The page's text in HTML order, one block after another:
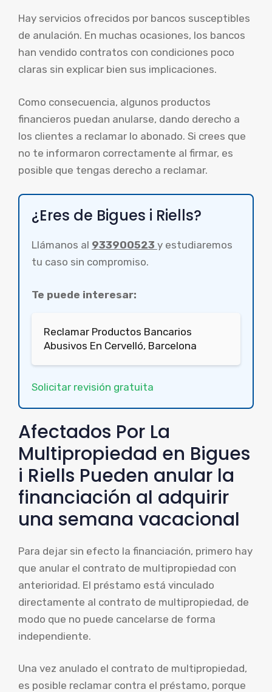
Hay servicios ofrecidos por bancos susceptibles
de anulación. En muchas ocasiones, los bancos
han vendido contratos con condiciones poco
claras sin explicar bien sus implicaciones.
Como consecuencia, algunos productos
financieros puedan anularse, dando derecho a
los clientes a reclamar lo abonado. Si crees que
no te informaron correctamente al firmar, es
posible que tengas derecho a reclamar.
¿Eres de Bigues i Riells?
Llámanos al 933900523 y estudiaremos
tu caso sin compromiso.
Te puede interesar:
Reclamar Productos Bancarios
Abusivos En Cervelló, Barcelona
Solicitar revisión gratuita
Afectados Por La
Multipropiedad en Bigues
i Riells Pueden anular la
financiación al adquirir
una semana vacacional
Para dejar sin efecto la financiación, primero hay
que anular el contrato de multipropiedad con
anterioridad. El préstamo está vinculado
directamente al contrato de multipropiedad, de
modo que no puede cancelarse de forma
independiente.
Una vez anulado el contrato de multipropiedad,
es posible reclamar contra el préstamo, porque